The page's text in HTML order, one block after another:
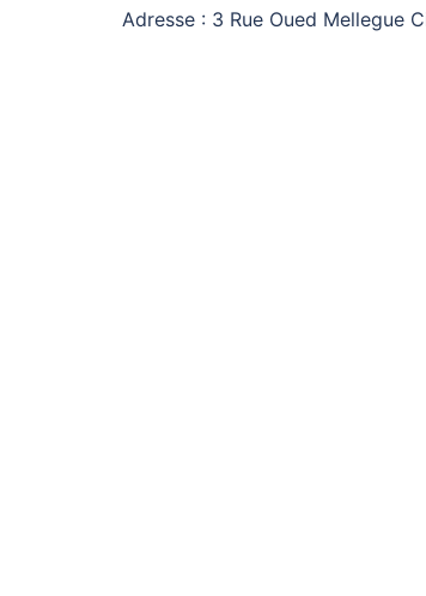
Adresse : 3 Rue Oued Mellegue